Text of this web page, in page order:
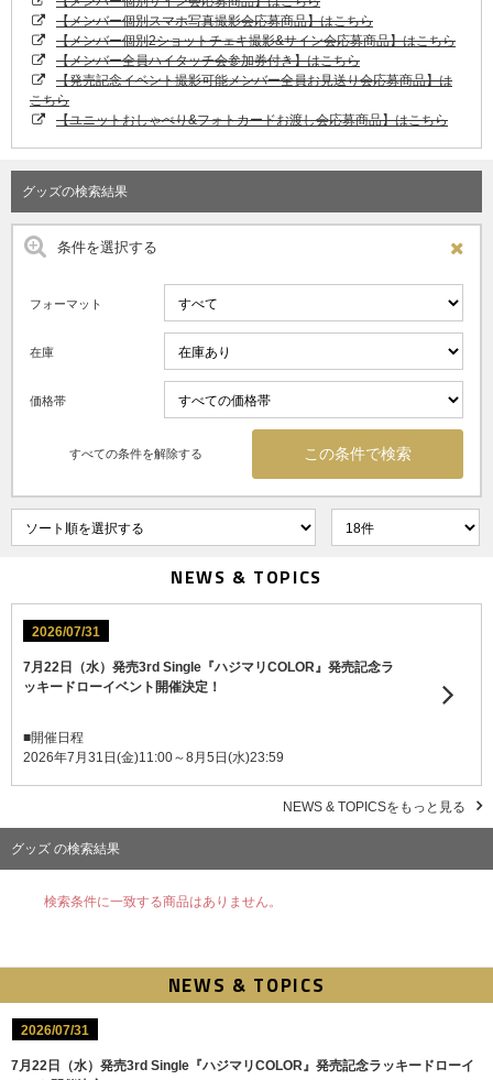
【メンバー個別スマホ写真撮影会応募商品】はこちら
【メンバー個別2ショットチェキ撮影&サイン会応募商品】はこちら
【メンバー全員ハイタッチ会参加券付き】はこちら
【発売記念イベント撮影可能メンバー全員お見送り会応募商品】は
こちら
【ユニットおしゃべり&フォトカードお渡し会応募商品】はこちら
グッズの検索結果
条件を選択する
フォーマット
在庫
価格帯
すべての条件を解除する
NEWS & TOPICS
2026/07/31
7月22日（水）発売3rd Single『ハジマリCOLOR』発売記念ラ
ッキードローイベント開催決定！
■開催日程
2026年7月31日(金)11:00～8月5日(水)23:59
NEWS & TOPICSをもっと見る
グッズ の検索結果
検索条件に一致する商品はありません。
NEWS & TOPICS
2026/07/31
7月22日（水）発売3rd Single『ハジマリCOLOR』発売記念ラッキードローイ